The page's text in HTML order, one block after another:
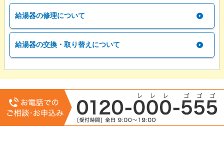
給湯器の修理について
給湯器の交換・取り替えについて